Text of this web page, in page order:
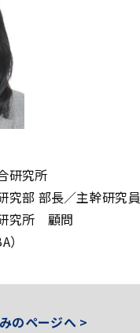
研究所
究部 部長／主幹研究員
究所 顧問
のページへ >